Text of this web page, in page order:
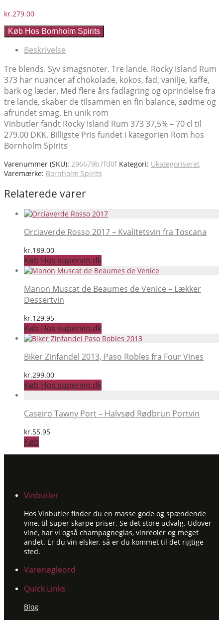
kr.279.00
Køb Hos Bornholm Spirits
Beskrivelse
Tre blends. Syv smagsnoter. Tre lande. Rocky Island Rum
373 har nuancer af chokolade, kokos, fad, vanilje, kaffe,
bark og læder. Med flere års fadlagring og oprindelse fra
tre lande, skaber de tilsammen en fin balance, sødme og
afrundet smag. En unik rom
Vinbutler fandt Rocky Island Rum 373 37,5% – 70 cl til
279.00 DKK. Billigste Pris fundet i kategorien Rom hos
Bornholm Spirits
Varenummer (SKU): 296679b7fd0f Kategori: Ukategoriseret
Varemærke: Bornholm Spirits
Relaterede varer
Orciaverde Rosso 2017 – Kvalitetsvin fra Toscana
kr.189.00
Køb Hos supervin.dk
Manon Muscat de Beaumes de Venice – Lækker
Dessertvin
kr.129.95
Køb Hos supervin.dk
Biker Zinfandel 2013, Paso Robles fra Four Vines
kr.299.00
Køb Hos supervin.dk
Caseiro Tawny Port – Halvsød Rødbrun Portvin
kr.55.95
Køb
Vinbutler
Hos Vinbutler finder du en masse gode og spændende
vine, til super skarpe priser. Se det store udvalg. Udover
vine, har vi også champagneglas, vinreoler og meget
andet. Er du vin elsker, så er du kommet til det rigtige
sted.
Varenøgleord
Quick Links
Blog